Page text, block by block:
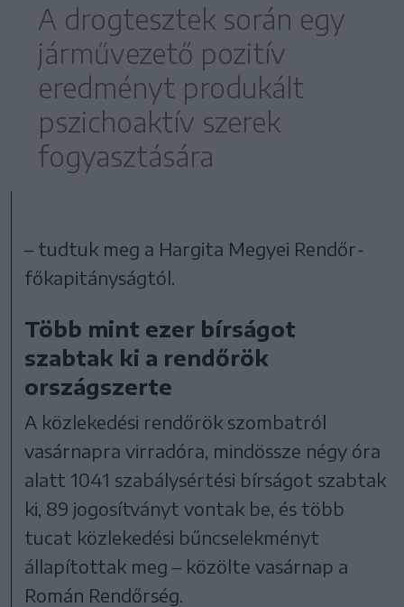
A drogtesztek során egy
járművezető pozitív
eredményt produkált
pszichoaktív szerek
fogyasztására
– tudtuk meg a Hargita Megyei Rendőr-
főkapitányságtól.
Több mint ezer bírságot
szabtak ki a rendőrök
országszerte
A közlekedési rendőrök szombatról
vasárnapra virradóra, mindössze négy óra
alatt 1041 szabálysértési bírságot szabtak
ki, 89 jogosítványt vontak be, és több
tucat közlekedési bűncselekményt
állapítottak meg – közölte vasárnap a
Román Rendőrség.